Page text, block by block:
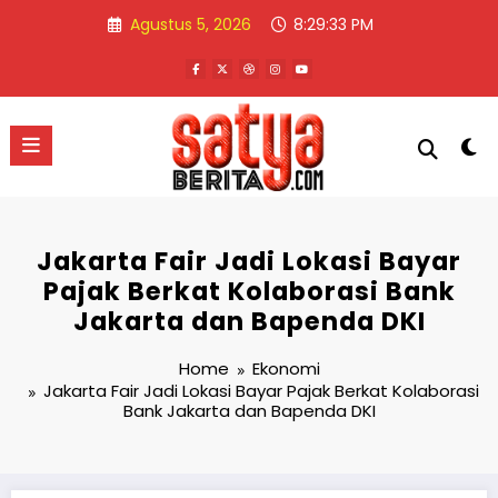
Agustus 5, 2026 8:29:33 PM
Jakarta Fair Jadi Lokasi Bayar
Pajak Berkat Kolaborasi Bank
Jakarta dan Bapenda DKI
Home
Ekonomi
Jakarta Fair Jadi Lokasi Bayar Pajak Berkat Kolaborasi
Bank Jakarta dan Bapenda DKI